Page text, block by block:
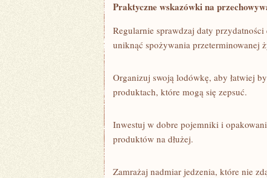
Praktyczne wskazówki na
Regularnie sprawdzaj daty
uniknąć ⁢spożywania przeterminowanej‍
Organizuj ⁣swoją lodówkę, aby ‌łatwiej
produktach, które mogą się zepsuć.
Inwestuj w dobre pojemniki ‍i
produktów na dłużej.
Zamrażaj nadmiar jedzenia, które⁣ nie